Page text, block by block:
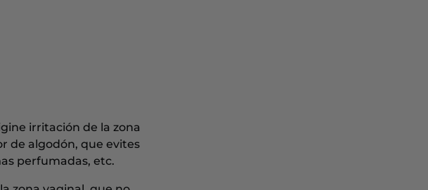
irritación de la zona
de algodón, que evites
perfumadas, etc.